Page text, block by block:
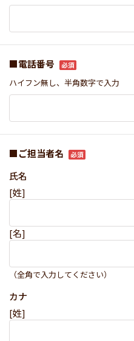
■電話番号
ハイフン無し、半角数字で入力
■ご担当者名
氏名
[姓]
[名]
（全角で入力してください）
カナ
[姓]